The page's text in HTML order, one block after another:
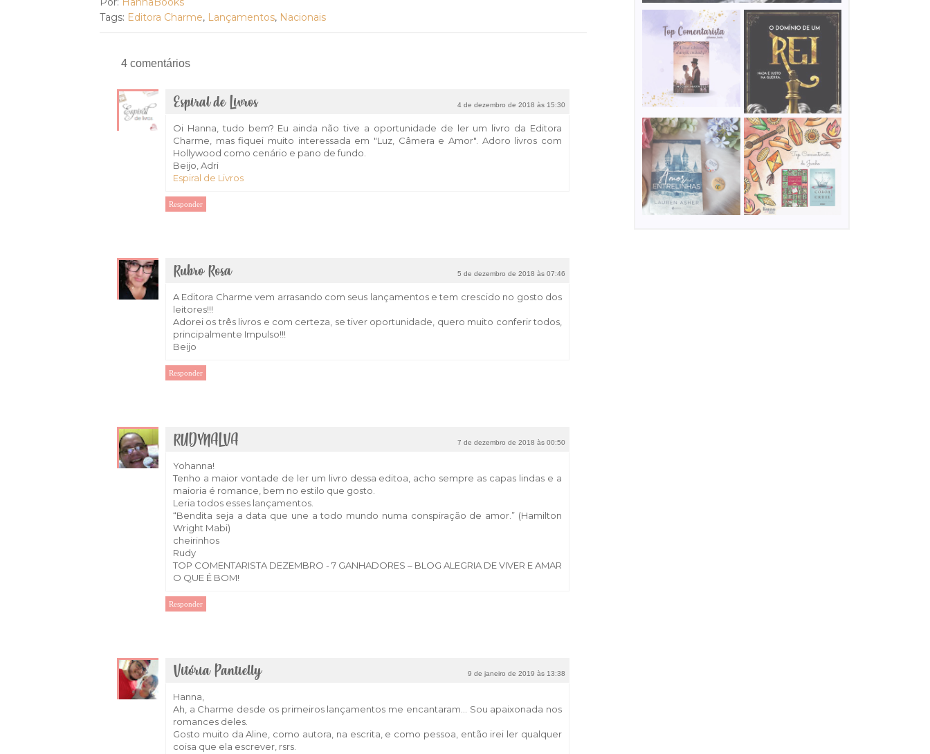
Tags: Editora Charme, Lançamentos, Nacionais
4 comentários
Espiral de Livros 4 de dezembro de 2018 às 15:30
Oi Hanna, tudo bem? Eu ainda não tive a oportunidade de ler um livro da Editora
Charme, mas fiquei muito interessada em "Luz, Câmera e Amor". Adoro livros com
Hollywood como cenário e pano de fundo.
Beijo, Adri
Espiral de Livros
Responder
Rubro Rosa 5 de dezembro de 2018 às 07:46
A Editora Charme vem arrasando com seus lançamentos e tem crescido no gosto dos
leitores!!!
Adorei os três livros e com certeza, se tiver oportunidade, quero muito conferir todos,
principalmente Impulso!!!
Beijo
Responder
RUDYNALVA 7 de dezembro de 2018 às 00:50
Yohanna!
Tenho a maior vontade de ler um livro dessa editoa, acho sempre as capas lindas e a
maioria é romance, bem no estilo que gosto.
Leria todos esses lançamentos.
“Bendita seja a data que une a todo mundo numa conspiração de amor.” (Hamilton
Wright Mabi)
cheirinhos
Rudy
TOP COMENTARISTA DEZEMBRO - 7 GANHADORES – BLOG ALEGRIA DE VIVER E AMAR
O QUE É BOM!
Responder
Vitória Pantielly 9 de janeiro de 2019 às 13:38
Hanna,
Ah, a Charme desde os primeiros lançamentos me encantaram... Sou apaixonada nos
romances deles.
Gosto muito da Aline, como autora, na escrita, e como pessoa, então irei ler qualquer
coisa que ela escrever, rsrs.